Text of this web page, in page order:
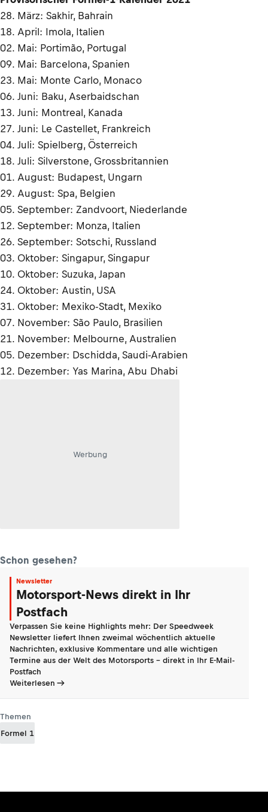
28. März: Sakhir, Bahrain
18. April: Imola, Italien
02. Mai: Portimão, Portugal
09. Mai: Barcelona, Spanien
23. Mai: Monte Carlo, Monaco
06. Juni: Baku, Aserbaidschan
13. Juni: Montreal, Kanada
27. Juni: Le Castellet, Frankreich
04. Juli: Spielberg, Österreich
18. Juli: Silverstone, Grossbritannien
01. August: Budapest, Ungarn
29. August: Spa, Belgien
05. September: Zandvoort, Niederlande
12. September: Monza, Italien
26. September: Sotschi, Russland
03. Oktober: Singapur, Singapur
10. Oktober: Suzuka, Japan
24. Oktober: Austin, USA
31. Oktober: Mexiko-Stadt, Mexiko
07. November: São Paulo, Brasilien
21. November: Melbourne, Australien
05. Dezember: Dschidda, Saudi-Arabien
12. Dezember: Yas Marina, Abu Dhabi
Werbung
Schon gesehen?
Newsletter
Motorsport-News direkt in Ihr
Postfach
Verpassen Sie keine Highlights mehr: Der Speedweek
Newsletter liefert Ihnen zweimal wöchentlich aktuelle
Nachrichten, exklusive Kommentare und alle wichtigen
Termine aus der Welt des Motorsports - direkt in Ihr E-Mail-
Postfach
Weiterlesen
Themen
Formel 1